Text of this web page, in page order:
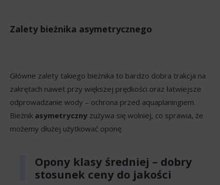
Zalety bieżnika asymetrycznego
Główne zalety takiego bieżnika to bardzo dobra trakcja na
zakrętach nawet przy większej prędkości oraz łatwiejsze
odprowadzanie wody – ochrona przed aquaplaningiem.
Bieżnik asymetryczny zużywa się wolniej, co sprawia, że
możemy dłużej użytkować oponę.
Opony klasy średniej – dobry
stosunek ceny do jakości